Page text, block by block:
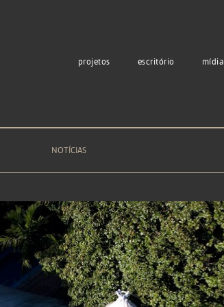
projetos escritório mídia
NOTÍCIAS